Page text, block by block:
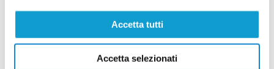
Accetta tutti
Accetta selezionati
Vai all'edizione provinciale